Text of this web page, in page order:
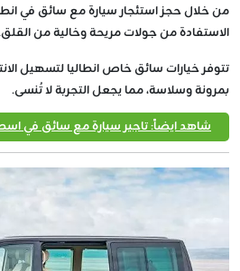
الاستفادة من جولات مريحة وخالية من
تتوفر خيارات سائق خاص انطاليا لتسهيل
بمرونة وسلاسة، مما يجعل التجربة لا تُنسى.
شاهد ايضاً: تاجير سيارة مع سائق في